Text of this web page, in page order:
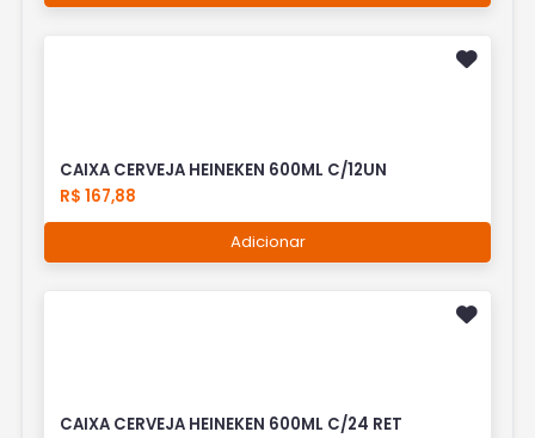
CAIXA CERVEJA HEINEKEN 600ML C/12UN
R$ 167,88
Adicionar
CAIXA CERVEJA HEINEKEN 600ML C/24 RET